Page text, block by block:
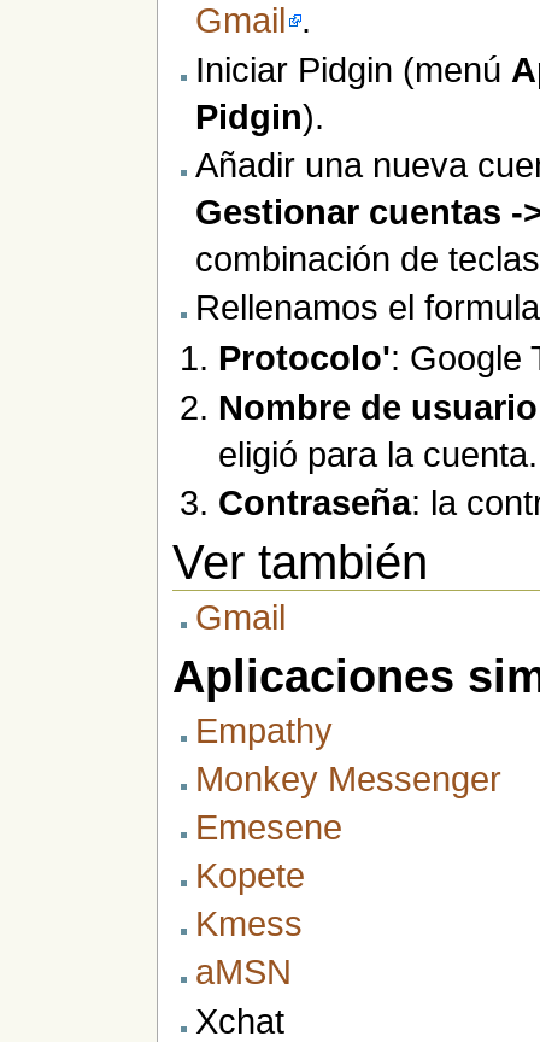
Gmail
.
Iniciar Pidgin (menú
Pidgin).
Añadir una nueva
Gestionar cuentas -
combinación de
Rellenamos el
Protocolo': Google
Nombre de usuario
eligió para la cuenta.
Contraseña: la
Ver también
Gmail
Aplicaciones
Empathy
Monkey Messenger
Emesene
Kopete
Kmess
aMSN
Xchat